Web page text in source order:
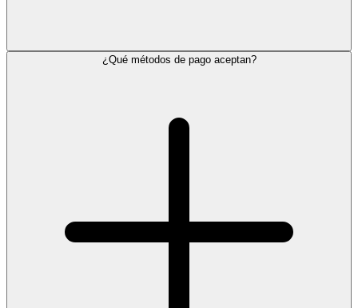
¿Qué métodos de pago aceptan?